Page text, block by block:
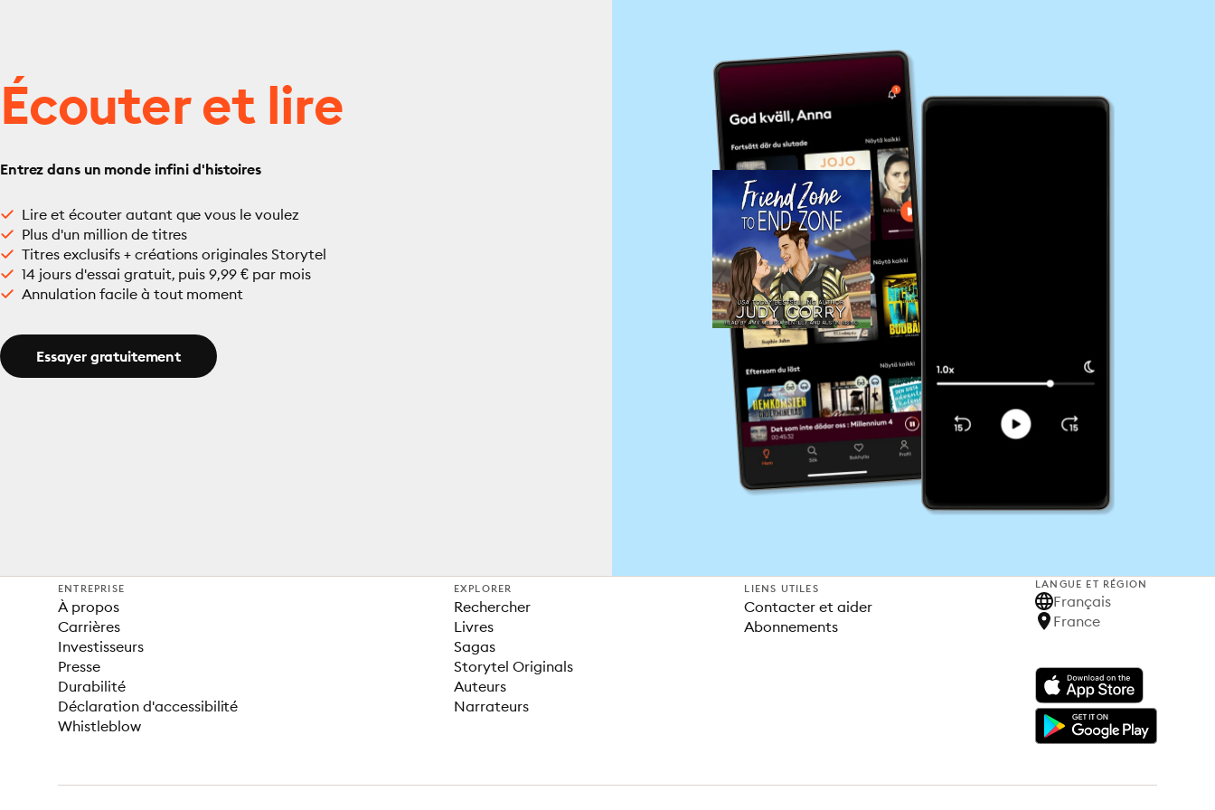
Écouter et lire
Entrez dans un monde infini d'histoires
Lire et écouter autant que vous le voulez
Plus d'un million de titres
Titres exclusifs + créations originales Storytel
14 jours d'essai gratuit, puis 9,99 € par mois
Annulation facile à tout moment
Essayer gratuitement
ENTREPRISE
À propos
Carrières
Investisseurs
Presse
Durabilité
Déclaration d'accessibilité
Whistleblow
EXPLORER
Rechercher
Livres
Sagas
Storytel Originals
Auteurs
Narrateurs
LIENS UTILES
Contacter et aider
Abonnements
LANGUE ET RÉGION
Français
France